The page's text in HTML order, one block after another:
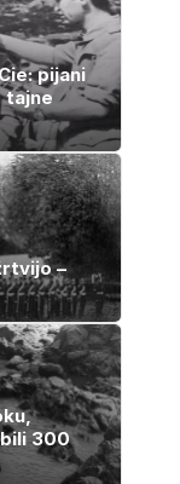
pijani
tajne
–
300